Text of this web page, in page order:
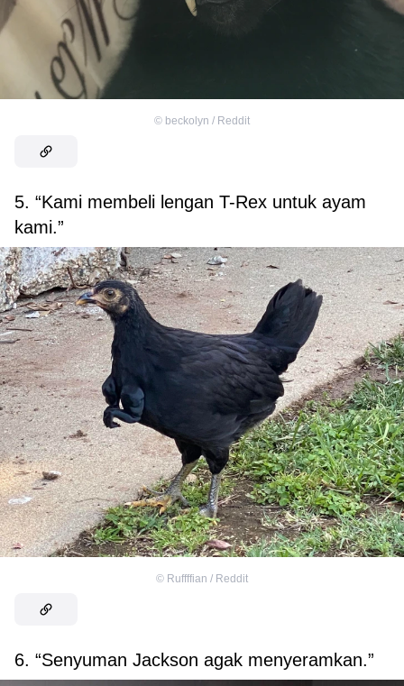
© beckolyn / Reddit
5. “Kami membeli lengan T-Rex untuk ayam
kami.”
© Ruffffian / Reddit
6. “Senyuman Jackson agak menyeramkan.”